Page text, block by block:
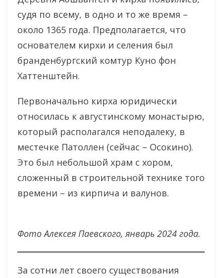
судя по всему, в одно и то же время –
около 1365 года. Предполагается, что
основателем кирхи и селения был
бранденбургский комтур Куно фон
Хаттенштейн.
Первоначально кирха юридически
относилась к августинскому монастырю,
который располагался неподалеку, в
местечке Патоллен (сейчас – Осокино).
Это был небольшой храм с хором,
сложенный в строительной технике того
времени – из кирпича и валунов.
Фото Алексея Паевского, январь 2024 года.
За сотни лет своего существования